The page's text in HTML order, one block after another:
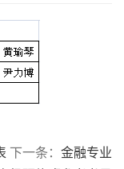
下一条： 金融专业